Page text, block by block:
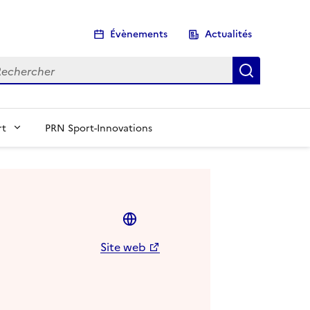
Évènements Actualités
PRN Sport-Innovations
Site web